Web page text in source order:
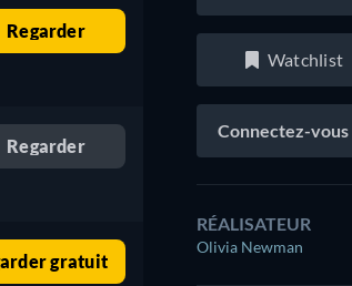
Regarder
Regarder
gratuit
Watchlist
Connectez-vous
RÉALISATEUR
Olivia Newman